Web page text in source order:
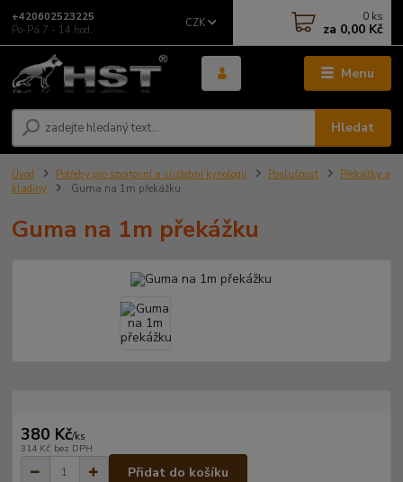
Menu
CZK
Hledat
+420602523225
Po-Pá 7 - 14 hod.
0 ks
za 0,00 Kč
Úvod Potřeby pro sportovní a služební kynologii Poslušnost
Překážky a
kladiny
Guma na 1m překážku
Guma na 1m překážku
380 Kč/ks
314 Kč bez DPH
Přidat do košíku